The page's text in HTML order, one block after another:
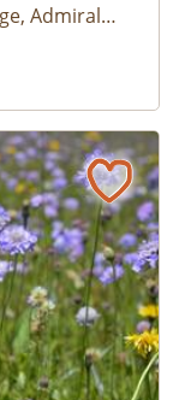
Admiral
die